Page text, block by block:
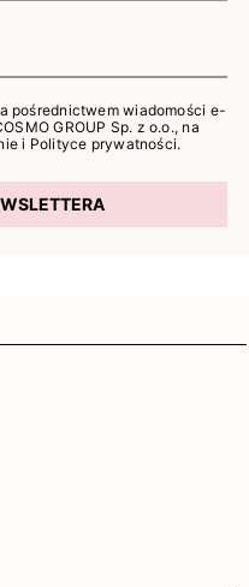
pośrednictwem wiadomości e-
GROUP Sp. z o.o., na
i Polityce prywatności.